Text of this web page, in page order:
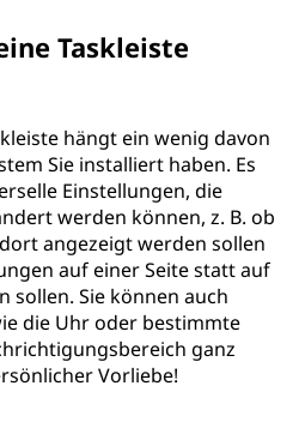
Taskleiste
hängt ein wenig davon
Sie installiert haben. Es
Einstellungen, die
werden können, z. B. ob
angezeigt werden sollen
auf einer Seite statt auf
sollen. Sie können auch
die Uhr oder bestimmte
ganz
Vorliebe!